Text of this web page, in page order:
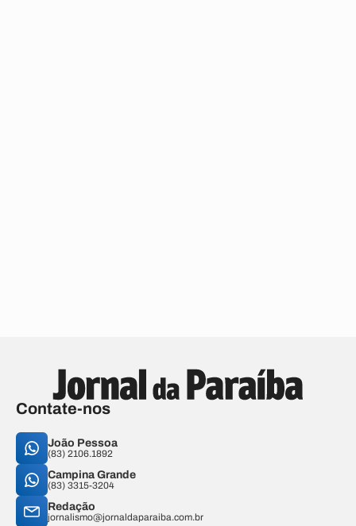
Contate-nos
João Pessoa
(83) 2106.1892
Campina Grande
(83) 3315-3204
Redação
jornalismo@jornaldaparaiba.com.br